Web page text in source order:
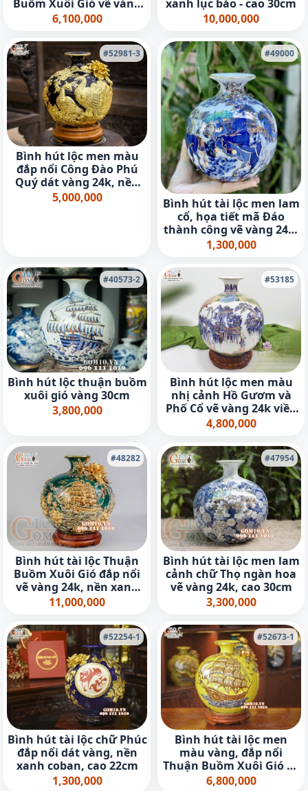
Buồm Xuôi Gió vẽ vàng
24k, cao 30cm (Màu
trắng)
6,100,000
xanh lục bảo - cao 30cm
10,000,000
#52981-3
Bình hút lộc men màu
đắp nổi Công Đào Phú
Quý dát vàng 24k, nền
xanh coban cao 30cm
5,000,000
#49000
Bình hút tài lộc men lam
cổ, họa tiết mã Đáo
thành công vẽ vàng 24K,
cao 16cm
1,300,000
#40573-2
Bình hút lộc thuận buồm
xuôi gió vàng 30cm
3,800,000
#53185
Bình hút lộc men màu
nhị cảnh Hồ Gươm và
Phố Cổ vẽ vàng 24k viền
hoa, cao 35cm
4,800,000
#48282
Bình hút tài lộc Thuận
Buồm Xuôi Gió đắp nổi
vẽ vàng 24k, nền xanh
lục bảo - cao 35cm
11,000,000
#47954
Bình hút tài lộc men lam
cảnh chữ Thọ ngàn hoa
vẽ vàng 24k, cao 30cm
3,300,000
#52254-1
Bình hút tài lộc chữ Phúc
đắp nổi dát vàng, nền
xanh coban, cao 22cm
1,300,000
#52673-1
Bình hút tài lộc men
màu vàng, đắp nổi
Thuận Buồm Xuôi Gió vẽ
vàng 24k, cao 28cm
6,800,000